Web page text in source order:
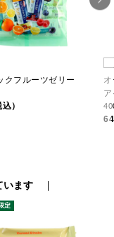
クフルーツゼリー
）
います
定